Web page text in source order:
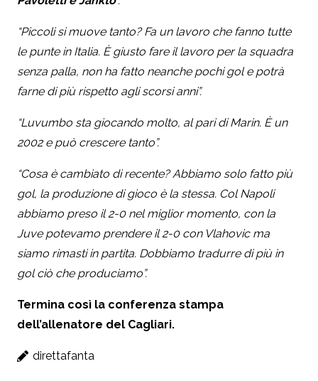
“Piccoli si muove tanto? Fa un lavoro che fanno tutte
le punte in Italia. È giusto fare il lavoro per la squadra
senza palla, non ha fatto neanche pochi gol e potrà
farne di più rispetto agli scorsi anni”.
“Luvumbo sta giocando molto, al pari di Marin. È un
2002 e può crescere tanto”.
“Cosa è cambiato di recente? Abbiamo solo fatto più
gol, la produzione di gioco è la stessa. Col Napoli
abbiamo preso il 2-0 nel miglior momento, con la
Juve potevamo prendere il 2-0 con Vlahovic ma
siamo rimasti in partita. Dobbiamo tradurre di più in
gol ciò che produciamo”.
Termina così la conferenza stampa
dell’allenatore del Cagliari.
direttafanta